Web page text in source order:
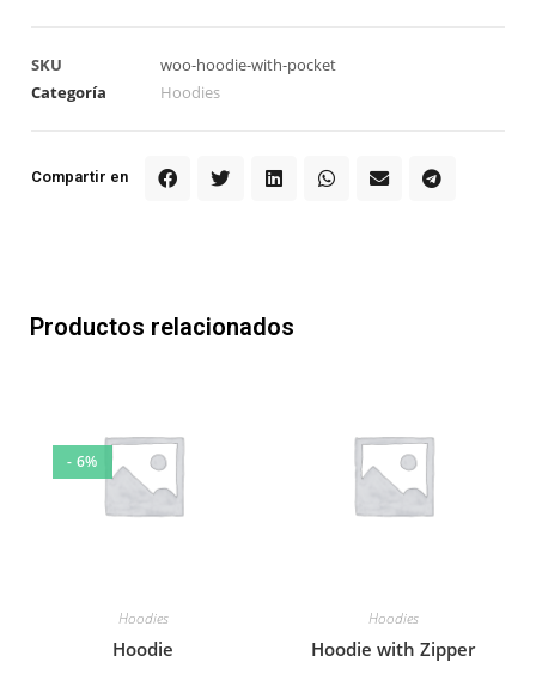
SKU
woo-hoodie-with-pocket
Categoría
Hoodies
Compartir en
Productos relacionados
- 6%
Hoodies
Hoodie
Hoodies
Hoodie with Zipper